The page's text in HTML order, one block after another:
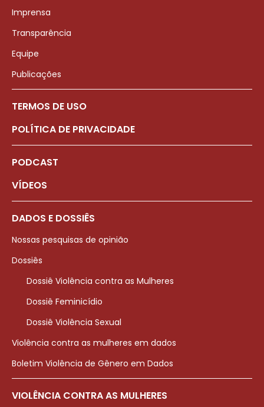
Imprensa
Transparência
Equipe
Publicações
TERMOS DE USO
POLÍTICA DE PRIVACIDADE
PODCAST
VÍDEOS
DADOS E DOSSIÊS
Nossas pesquisas de opinião
Dossiês
Dossiê Violência contra as Mulheres
Dossiê Feminicídio
Dossiê Violência Sexual
Violência contra as mulheres em dados
Boletim Violência de Gênero em Dados
VIOLÊNCIA CONTRA AS MULHERES